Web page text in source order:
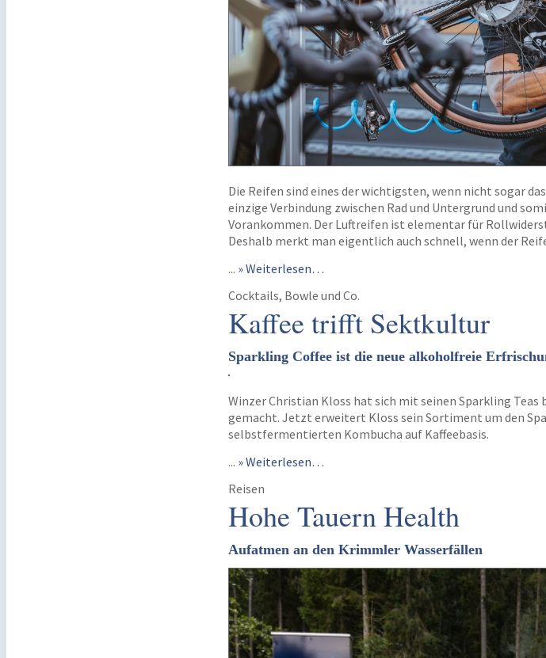
Die Reifen sind eines der wichtigsten, wenn nicht sogar
einzige Verbindung zwischen Rad und Untergrund und
Vorankommen. Der Luftreifen ist elementar für
Deshalb merkt man eigentlich auch schnell, wenn der
... » Weiterlesen…
Cocktails, Bowle und Co.
Kaffee trifft Sektkultur
Sparkling Coffee ist die neue alkoholfreie
Winzer Christian Kloss hat sich mit seinen Sparkling
gemacht. Jetzt erweitert Kloss sein Sortiment um den
selbstfermentierten Kombucha auf Kaffeebasis.
... » Weiterlesen…
Reisen
Hohe Tauern Health
Aufatmen an den Krimmler Wasserfällen